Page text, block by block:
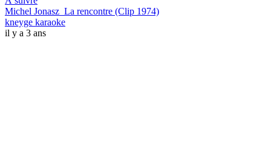
Michel Jonasz_La rencontre (Clip 1974)
kneyge karaoke
il y a 3 ans